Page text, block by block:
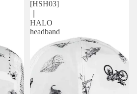
[HSH03]
HALO
headband